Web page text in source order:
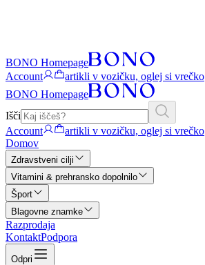
BONO Homepage
Account
artikli v vozičku, oglej si vrečko
BONO Homepage
Išči
Account
artikli v vozičku, oglej si vrečko
Domov
Zdravstveni cilji
Vitamini & prehransko dopolnilo
Šport
Blagovne znamke
Razprodaja
KontaktPodpora
Odpri